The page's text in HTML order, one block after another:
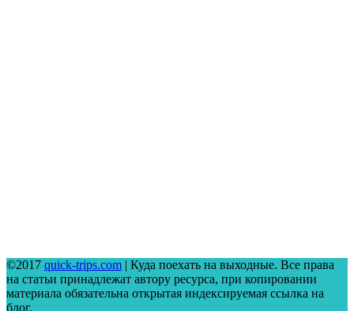
©2017 quick-trips.com | Куда поехать на выходные. Все права
на статьи принадлежат автору ресурса, при копировании
материала обязательна открытая индексируемая ссылка на
блог.